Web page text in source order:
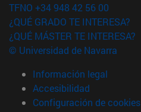
TFNO +34 948 42 56 00
¿QUÉ GRADO TE INTERESA?
¿QUÉ MÁSTER TE INTERESA?
© Universidad de Navarra
Información legal
Accesibilidad
Configuración de cookies